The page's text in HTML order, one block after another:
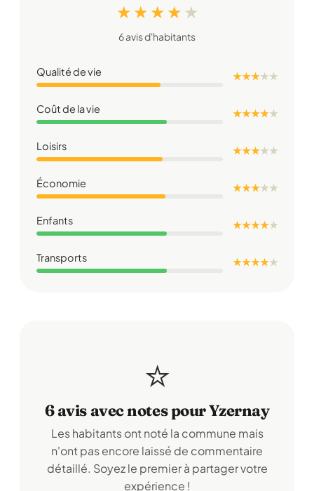
★ ★ ★ ★ ★
6 avis d'habitants
Qualité de vie ★ ★ ★★★
Coût de la vie ★ ★ ★ ★★
Loisirs ★ ★ ★★★
Économie ★ ★ ★★★
Enfants ★ ★ ★ ★★
Transports ★ ★ ★ ★★
⭐
6 avis avec notes pour Yzernay
Les habitants ont noté la commune mais
n'ont pas encore laissé de commentaire
détaillé. Soyez le premier à partager votre
expérience !